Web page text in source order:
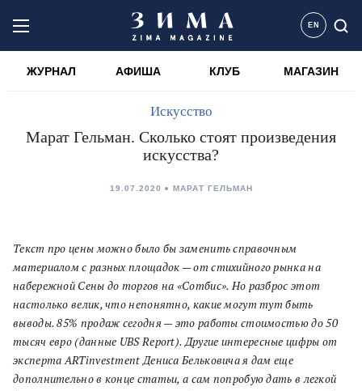
EN
ЖУРНАЛ АФИША КЛУБ МАГАЗИН
Искусство
Марат Гельман. Сколько стоят произведения
искусства?
19.07.2020 МАРАТ ГЕЛЬМАН
Текст про цены можно было бы заменить справочным
материалом с разных площадок — от стихийного рынка на
набережной Сены до торгов на «Сотбис». Но разброс этот
настолько велик, что непонятно, какие могут тут быть
выводы. 85% продаж сегодня — это работы стоимостью до50
тысяч евро (данные UBS Report). Другие интересные цифры от
эксперта ARTinvestment Дениса Бельковича я дам еще
дополнительно в конце статьи, а сам попробую дать в легкой